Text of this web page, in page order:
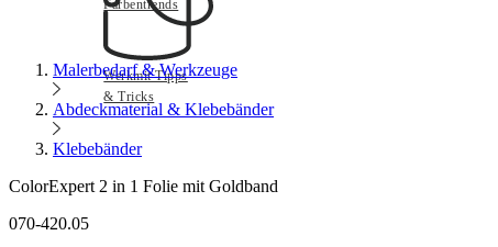
Farbentrends
Werkmit Tipps
& Tricks
Malerbedarf & Werkzeuge
Abdeckmaterial & Klebebänder
Klebebänder
ColorExpert 2 in 1 Folie mit Goldband
070-420.05